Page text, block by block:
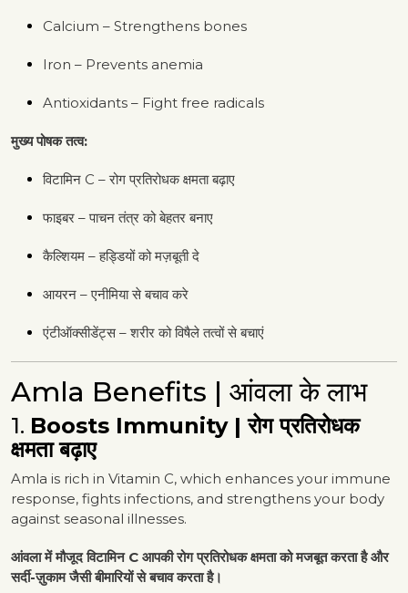
Calcium – Strengthens bones
Iron – Prevents anemia
Antioxidants – Fight free radicals
मुख्य पोषक तत्व:
विटामिन C – रोग प्रतिरोधक क्षमता बढ़ाए
फाइबर – पाचन तंत्र को बेहतर बनाए
कैल्शियम – हड्डियों को मज़बूती दे
आयरन – एनीमिया से बचाव करे
एंटीऑक्सीडेंट्स – शरीर को विषैले तत्वों से बचाएं
Amla Benefits | आंवला के लाभ
1. Boosts Immunity | रोग प्रतिरोधक
क्षमता बढ़ाए
Amla is rich in Vitamin C, which enhances your immune
response, fights infections, and strengthens your body
against seasonal illnesses.
आंवला में मौजूद विटामिन C आपकी रोग प्रतिरोधक क्षमता को मजबूत करता है और
सर्दी-ज़ुकाम जैसी बीमारियों से बचाव करता है।